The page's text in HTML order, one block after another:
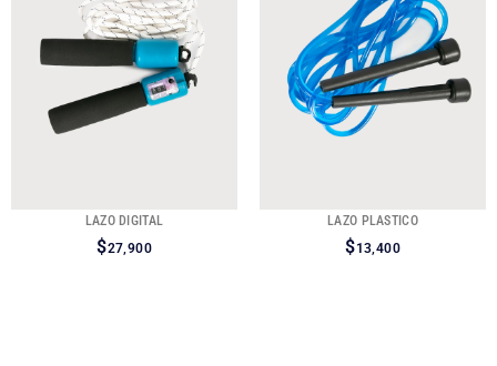
LAZO DIGITAL
$27,900
LAZO PLASTICO
$13,400